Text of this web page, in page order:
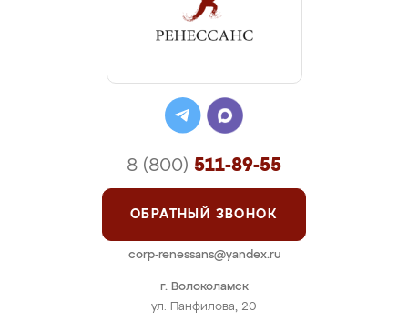
г. Волоколамск
ул. Панфилова, 20
8 (800) 511-89-55
ОБРАТНЫЙ ЗВОНОК
corp-renessans@yandex.ru